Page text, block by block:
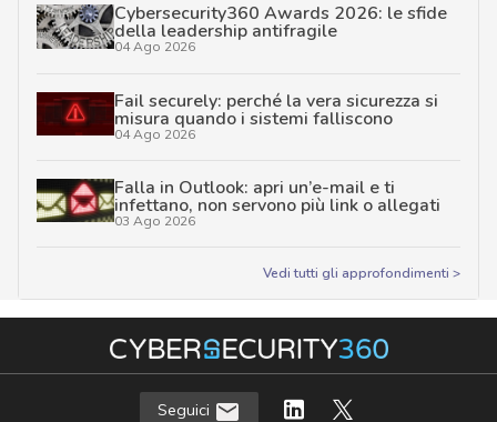
Cybersecurity360 Awards 2026: le sfide
della leadership antifragile
04 Ago 2026
Fail securely: perché la vera sicurezza si
misura quando i sistemi falliscono
04 Ago 2026
Falla in Outlook: apri un’e-mail e ti
infettano, non servono più link o allegati
03 Ago 2026
Vedi tutti gli approfondimenti >
Seguici